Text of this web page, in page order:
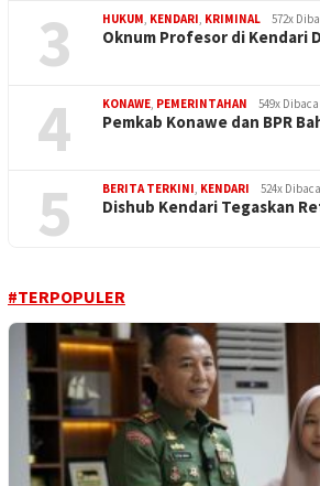
3 HUKUM, KENDARI, KRIMINAL 572x
Oknum Profesor di Kendari
4 KONAWE, PEMERINTAHAN 549x Dibaca
Pemkab Konawe dan BPR
5 BERITA TERKINI, KENDARI 524x Dibaca
Dishub Kendari Tegaskan
#TERPOPULER